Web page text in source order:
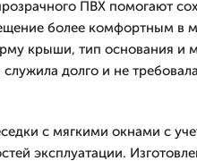
ПВХ помогают
более комфортным в
крыши, тип основания и
служила долго и не
с мягкими окнами с
эксплуатации.